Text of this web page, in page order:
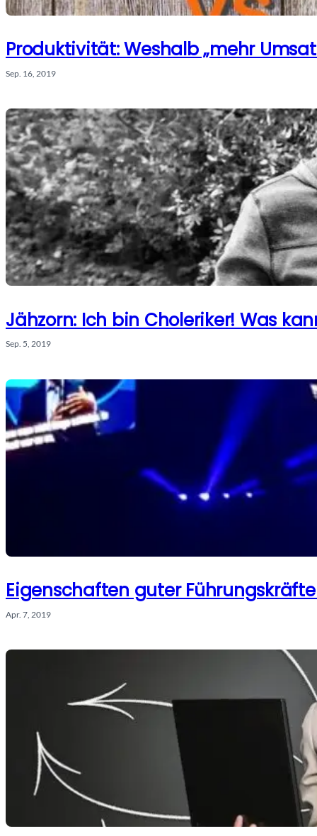
Produktivität: Weshalb „mehr
Sep. 16, 2019
Jähzorn: Ich bin Choleriker! Was
Sep. 5, 2019
Eigenschaften guter
Apr. 7, 2019